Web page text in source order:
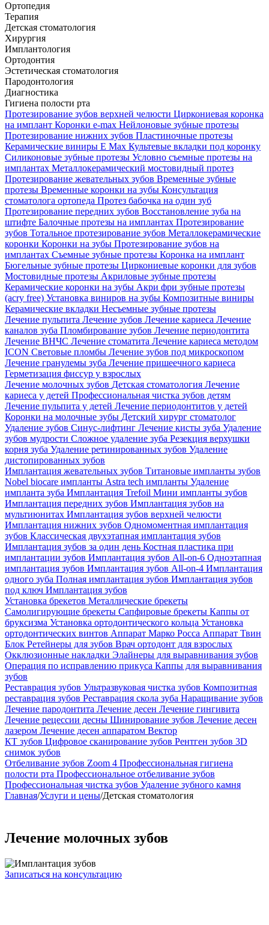
Ортопедия
Терапия
Детская стоматология
Хирургия
Имплантология
Ортодонтия
Эстетическая стоматология
Пародонтология
Диагностика
Гигиена полости рта
Протезирование зубов верхней челюсти Циркониевая коронка
на имплант Коронки e-max Нейлоновые зубные протезы
Протезирование нижних зубов Пластиночные протезы
Керамические виниры E Max Культевые вкладки под коронку
Силиконовые зубные протезы Условно съемные протезы на
имплантах Металлокерамический мостовидный протез
Протезирование жевательных зубов Временные зубные
протезы Временные коронки на зубы Консультация
стоматолога ортопеда Протез бабочка на один зуб
Протезирование передних зубов Восстановление зуба на
штифте Балочные протезы на имплантах Протезирование
зубов Тотальное протезирование зубов Металлокерамические
коронки Коронки на зубы Протезирование зубов на
имплантах Съемные зубные протезы Коронка на имплант
Бюгельные зубные протезы Циркониевые коронки для зубов
Мостовидные протезы Акриловые зубные протезы
Керамические коронки на зубы Акри фри зубные протезы
(acry free) Установка виниров на зубы Композитные виниры
Керамические вкладки Несъемные зубные протезы
Лечение пульпита Лечение зубов Лечение кариеса Лечение
каналов зуба Пломбирование зубов Лечение периодонтита
Лечение ВНЧС Лечение стоматита Лечение кариеса методом
ICON Световые пломбы Лечение зубов под микроскопом
Лечение гранулемы зуба Лечение пришеечного кариеса
Герметизация фиссур у взрослых
Лечение молочных зубов Детская стоматология Лечение
кариеса у детей Профессиональная чистка зубов детям
Лечение пульпита у детей Лечение периодонтитов у детей
Коронки на молочные зубы Детский хирург стоматолог
Удаление зубов Синус-лифтинг Лечение кисты зуба Удаление
зубов мудрости Сложное удаление зуба Резекция верхушки
корня зуба Удаление ретинированных зубов Удаление
дистопированных зубов
Имплантация жевательных зубов Титановые импланты зубов
Nobel biocare импланты Astra tech импланты Удаление
импланта зуба Имплантация Trefoil Мини импланты зубов
Имплантация передних зубов Имплантация зубов на
мультиюнитах Имплантация зубов верхней челюсти
Имплантация нижних зубов Одномоментная имплантация
зубов Классическая двухэтапная имплантация зубов
Имплантация зубов за один день Костная пластика при
имплантации зубов Имплантация зубов All-on-6 Одноэтапная
имплантация зубов Имплантация зубов All-on-4 Имплантация
одного зуба Полная имплантация зубов Имплантация зубов
под ключ Имплантация зубов
Установка брекетов Металлические брекеты
Самолигирующие брекеты Сапфировые брекеты Каппы от
бруксизма Установка ортодонтического кольца Установка
ортодонтических винтов Аппарат Марко Росса Аппарат Твин
Блок Ретейнеры для зубов Врач ортодонт для взрослых
Окклюзионные накладки Элайнеры для выравнивания зубов
Операция по исправлению прикуса Каппы для выравнивания
зубов
Реставрация зубов Ультразвуковая чистка зубов Композитная
реставрация зубов Реставрация скола зуба Наращивание зубов
Лечение пародонтита Лечение десен Лечение гингивита
Лечение рецессии десны Шинирование зубов Лечение десен
лазером Лечение десен аппаратом Вектор
КТ зубов Цифровое сканирование зубов Рентген зубов 3D
снимок зубов
Отбеливание зубов Zoom 4 Профессиональная гигиена
полости рта Профессиональное отбеливание зубов
Профессиональная чистка зубов Удаление зубного камня
Главная/Услуги и цены/Детская стоматология
Лечение молочных зубов
Записаться на консультацию